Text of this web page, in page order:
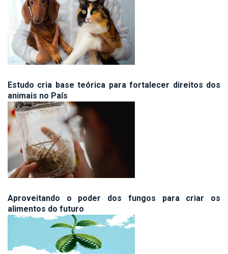
Estudo cria base teórica para fortalecer direitos dos
animais no País
Aproveitando o poder dos fungos para criar os
alimentos do futuro